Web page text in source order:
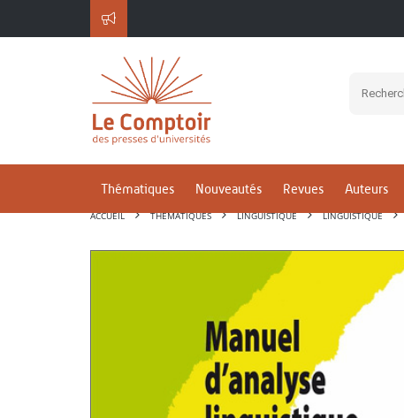
Thématiques Nouveautés Revues Auteurs
ACCUEIL THÉMATIQUES LINGUISTIQUE LINGUISTIQUE